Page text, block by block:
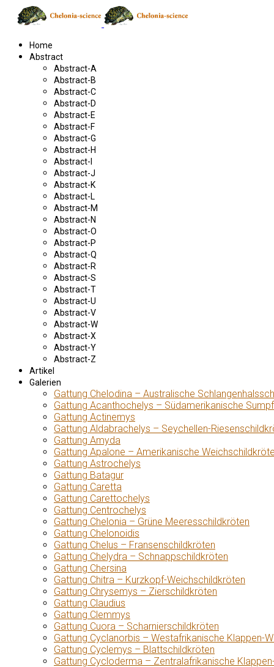
Home
Abstract
Abstract-A
Abstract-B
Abstract-C
Abstract-D
Abstract-E
Abstract-F
Abstract-G
Abstract-H
Abstract-I
Abstract-J
Abstract-K
Abstract-L
Abstract-M
Abstract-N
Abstract-O
Abstract-P
Abstract-Q
Abstract-R
Abstract-S
Abstract-T
Abstract-U
Abstract-V
Abstract-W
Abstract-X
Abstract-Y
Abstract-Z
Artikel
Galerien
Gattung Chelodina – Australische
Gattung Acanthochelys – Südamerikanische
Gattung Actinemys
Gattung Aldabrachelys – Seychellen-
Gattung Amyda
Gattung Apalone – Amerikanische
Gattung Astrochelys
Gattung Batagur
Gattung Caretta
Gattung Carettochelys
Gattung Centrochelys
Gattung Chelonia – Grüne Meeresschildkröten
Gattung Chelonoidis
Gattung Chelus – Fransenschildkröten
Gattung Chelydra – Schnappschildkröten
Gattung Chersina
Gattung Chitra – Kurzkopf-Weichschildkröten
Gattung Chrysemys – Zierschildkröten
Gattung Claudius
Gattung Clemmys
Gattung Cuora – Scharnierschildkröten
Gattung Cyclanorbis – Westafrikanische Klappen-
Gattung Cyclemys – Blattschildkröten
Gattung Cycloderma – Zentralafrikanische